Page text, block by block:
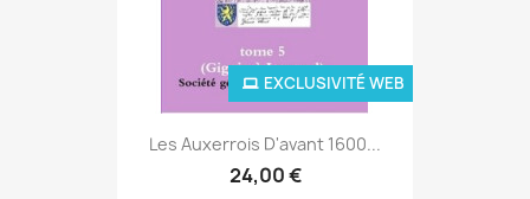
Les Auxerrois D'avant 1600...
24,00 €
EXCLUSIVITÉ WEB